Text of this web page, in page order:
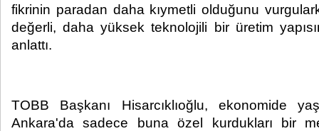
fikrinin paradan daha kıymetli olduğunu
değerli, daha yüksek teknolojili bir üretim
anlattı. ​ ​
TOBB Başkanı Hisarcıklıoğlu, ekonomide
Ankara'da sadece buna özel kurdukları bir